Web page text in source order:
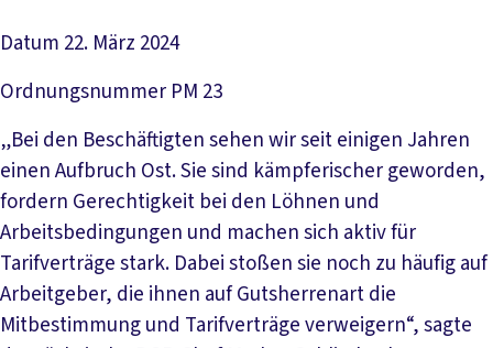
Datum 22. März 2024
Ordnungsnummer PM 23
„Bei den Beschäftigten sehen wir seit einigen Jahren
einen Aufbruch Ost. Sie sind kämpferischer geworden,
fordern Gerechtigkeit bei den Löhnen und
Arbeitsbedingungen und machen sich aktiv für
Tarifverträge stark. Dabei stoßen sie noch zu häufig auf
Arbeitgeber, die ihnen auf Gutsherrenart die
Mitbestimmung und Tarifverträge verweigern“, sagte